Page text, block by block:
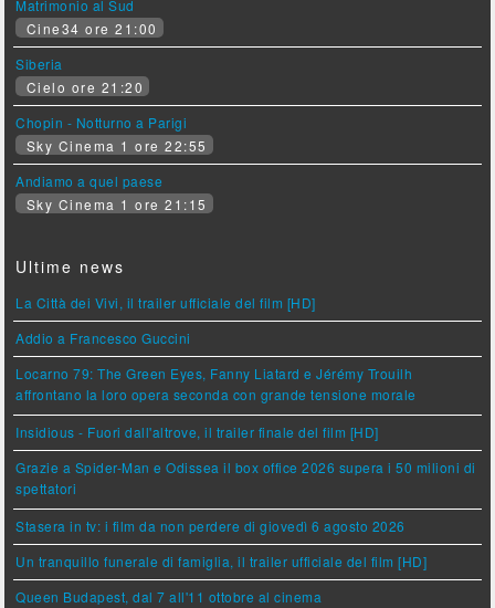
Matrimonio al Sud
Cine34 ore 21:00
Siberia
Cielo ore 21:20
Chopin - Notturno a Parigi
Sky Cinema 1 ore 22:55
Andiamo a quel paese
Sky Cinema 1 ore 21:15
Ultime news
La Città dei Vivi, il trailer ufficiale del film [HD]
Addio a Francesco Guccini
Locarno 79: The Green Eyes, Fanny Liatard e Jérémy Trouilh
affrontano la loro opera seconda con grande tensione morale
Insidious - Fuori dall'altrove, il trailer finale del film [HD]
Grazie a Spider-Man e Odissea il box office 2026 supera i 50 milioni di
spettatori
Stasera in tv: i film da non perdere di giovedì 6 agosto 2026
Un tranquillo funerale di famiglia, il trailer ufficiale del film [HD]
Queen Budapest, dal 7 all'11 ottobre al cinema